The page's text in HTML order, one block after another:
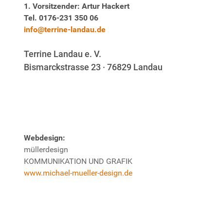
1. Vorsitzender: Artur Hackert
Tel. 0176-231 350 06
info@terrine-landau.de
Terrine Landau e. V.
Bismarckstrasse 23 · 76829 Landau
Webdesign:
müllerdesign
KOMMUNIKATION UND GRAFIK
www.michael-mueller-design.de